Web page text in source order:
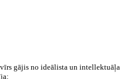
gājis no ideālista un